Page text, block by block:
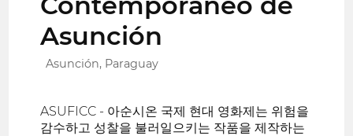
Asunción
Asunción, Paraguay
ASUFICC - 아순시온 국제 현대 영화제는 위험을
감수하고 성찰을 불러일으키는 작품을 제작하는